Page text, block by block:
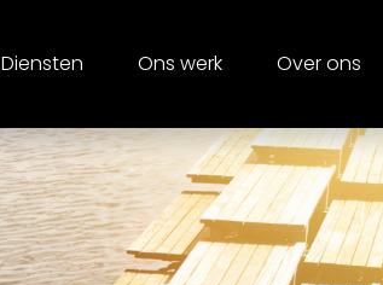
Diensten Ons werk Over ons